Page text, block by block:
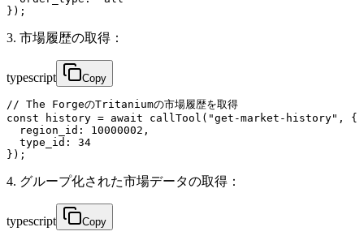
});
3. 市場履歴の取得：
typescript Copy
// The ForgeのTritaniumの市場履歴を取得
const history = await callTool("get-market-history", {
  region_id: 10000002,
  type_id: 34
});
4. グループ化された市場データの取得：
typescript Copy